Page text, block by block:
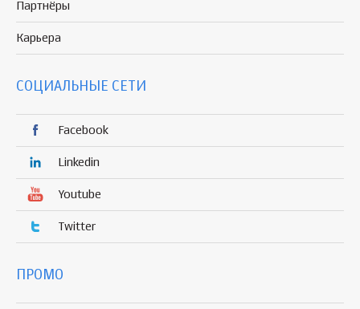
Партнёры
Карьера
СОЦИАЛЬНЫЕ СЕТИ
Facebook
Linkedin
Youtube
Twitter
ПРОМО